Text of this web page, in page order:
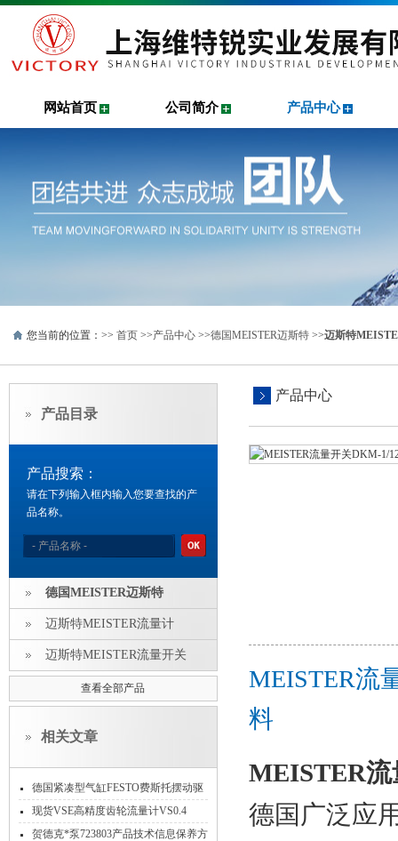
网站首页 公司简介 产品中心
您当前的位置：>> 首页 >>产品中心 >>德国MEISTER迈斯特 >>迈斯特
产品目录
产品搜索：
请在下列输入框内输入您要查找的产
品名称。
德国MEISTER迈斯特
迈斯特MEISTER流量计
迈斯特MEISTER流量开关
查看全部产品
相关文章
德国紧凑型气缸FESTO费斯托摆动驱
动器DRVS
现货VSE高精度齿轮流量计VS0.4
EPO12V 32N11安装方式注意工作原
贺德克*泵723803产品技术信息保养方
产品中心
MEISTER流
料
MEISTER
德国广泛应